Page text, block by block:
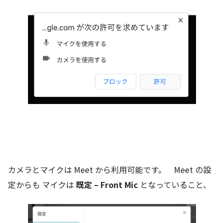
カメラとマイクは Meet から利用可能です。 Meet の設
定からも マイクは 既定 – Front Mic となっていること、